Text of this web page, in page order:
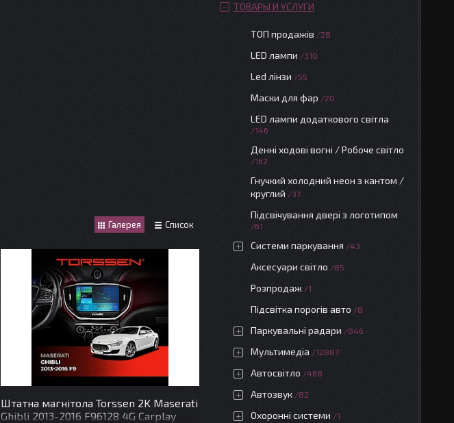
Галерея Список
Штатна магнітола Torssen 2K Maserati
Ghibli 2013-2016 F96128 4G Carplay
ТОВАРЫ И УСЛУГИ
ТОП продажів 28
LED лампи 310
Led лінзи 55
Маски для фар 20
LED лампи додаткового світла
146
Денні ходові вогні / Робоче світло
162
Гнучкий холодний неон з кантом /
круглий
37
Підсвічування двері з логотипом
61
Системи паркування 43
Аксесуари світло 85
Розпродаж 1
Підсвітка порогів авто 8
Паркувальні радари 846
Мультимедіа 12887
Автосвітло 468
Автозвук 82
Охоронні системи 1